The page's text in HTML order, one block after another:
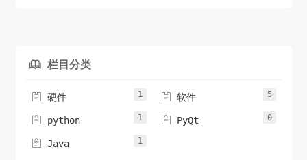
 栏目分类
 硬件 1  软件 5
 python 1  PyQt 0
 Java 1